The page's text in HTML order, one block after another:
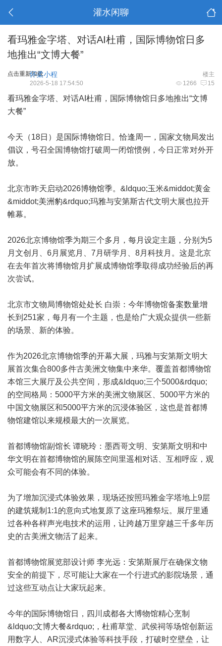
灌水闲聊
看玛雅金字塔、对话AI杜甫，国际博物馆日多
地推出“文博大餐”
点击重新加载 楼主
怀柔小程
1266 15
2026-5-18 17:54:50
看玛雅金字塔、对话AI杜甫，国际博物馆日多地推出“文博
大餐”
今天（18日）是国际博物馆日。恰逢周一，国家文物局发出
倡议，号召全国博物馆打破周一闭馆惯例，今日正常对外开
放。
北京市昨天启动2026博物馆季。&ldquo;玉米&middot;黄金
&middot;美洲豹&rdquo;玛雅与安第斯古代文明大展也拉开
帷幕。
2026北京博物馆季为期三个多月，每月设定主题，分别为5
月文创月、6月展览月、7月研学月、8月科技月。这是北京
在去年首次将博物馆月扩展成博物馆季取得成功经验后的再
次尝试。
北京市文物局博物馆处处长 白崇：今年博物馆备案数量增
长到251家，每月有一个主题，也是给广大观众提供一些新
的场景、新的体验。
作为2026北京博物馆季的开幕大展，玛雅与安第斯文明大
展首次集合800多件古美洲文物集中来华。覆盖首都博物馆
本馆三大展厅及公共空间，形成&ldquo;三个5000&rdquo;
的空间格局：5000平方米的美洲文物展区、5000平方米的
中国文物展区和5000平方米的沉浸体验区，这也是首都博
物馆建馆以来规模最大的一次展览。
首都博物馆副馆长 谭晓玲：墨西哥文明、安第斯文明和中
华文明在首都博物馆的展陈空间里遥相对话、互相呼应，观
众可能会有不同的体验。
为了增加沉浸式体验效果，现场还按照玛雅金字塔地上9层
的建筑规制1:1的意向式地复原了这座玛雅祭坛。展厅里通
过各种各样声光电技术的运用，让跨越万里穿越三千多年历
史的古美洲文物活了起来。
首都博物馆展览部设计师 李光远：安第斯展厅在确保文物
安全的前提下，尽可能让大家在一个行进式的影院场景，通
过这些互动点让大家玩起来。
今年的国际博物馆日，四川成都各大博物馆精心烹制
&ldquo;文博大餐&rdquo;，杜甫草堂、武侯祠等场馆创新运
用数字人、AR沉浸式体验等科技手段，打破时空壁垒，让